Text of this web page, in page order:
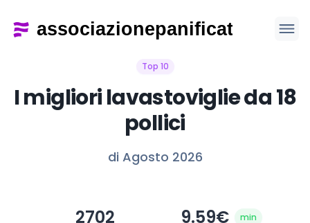
Top 10
I migliori lavastoviglie da 18
pollici
di Agosto 2026
2702 9.59€ min